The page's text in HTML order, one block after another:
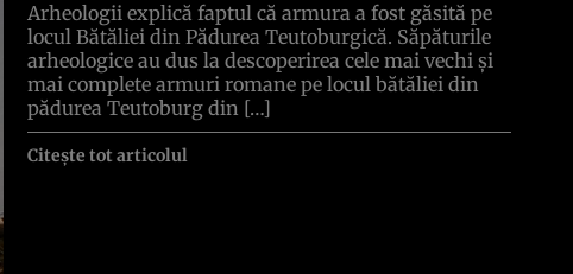
Arheologii explică faptul că armura a fost găsită pe
locul Bătăliei din Pădurea Teutoburgică. Săpăturile
arheologice au dus la descoperirea cele mai vechi și
mai complete armuri romane pe locul bătăliei din
pădurea Teutoburg din […]
Citește tot articolul